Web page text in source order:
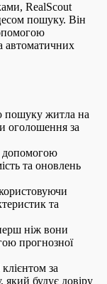
RealScout
пошуку. Він
автоматичних
пошуку житла на
оголошення за
допомогою
та оновлень
та
ніж вони
прогнозної
за
будує довіру